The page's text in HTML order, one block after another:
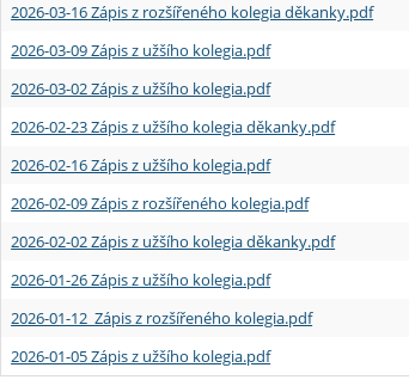
2026-03-16 Zápis z rozšířeného kolegia děkanky.pdf
2026-03-09 Zápis z užšího kolegia.pdf
2026-03-02 Zápis z užšího kolegia.pdf
2026-02-23 Zápis z užšího kolegia děkanky.pdf
2026-02-16 Zápis z užšího kolegia.pdf
2026-02-09 Zápis z rozšířeného kolegia.pdf
2026-02-02 Zápis z užšího kolegia děkanky.pdf
2026-01-26 Zápis z užšího kolegia.pdf
2026-01-12 Zápis z rozšířeného kolegia.pdf
2026-01-05 Zápis z užšího kolegia.pdf